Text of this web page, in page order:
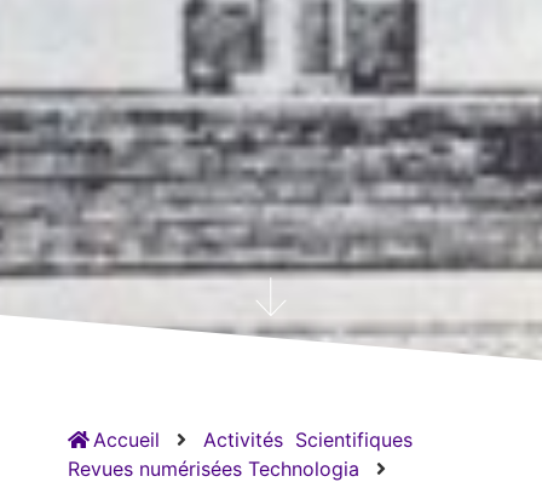
Accueil Activités Scientifiques
Revues numérisées Technologia